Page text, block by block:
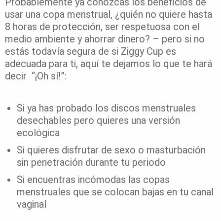
usar una copa menstrual, ¿quién no quiere hasta
8 horas de protección, ser respetuosa con el
medio ambiente y ahorrar dinero? – pero si no
estás todavía segura de si Ziggy Cup es
adecuada para ti, aquí te dejamos lo que te hará
decir “¡Oh sí!”:
Si ya has probado los discos menstruales
desechables pero quieres una versión
ecológica
Si quieres disfrutar de sexo o masturbación
sin penetración durante tu periodo
Si encuentras incómodas las copas
menstruales que se colocan bajas en tu canal
vaginal